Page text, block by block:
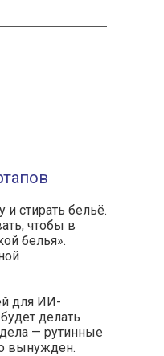
стирать бельё.
чтобы в
белья».
для ИИ-
делать
— рутинные
вынужден.